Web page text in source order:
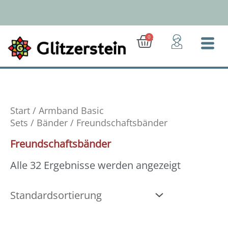
springen
0
Warenkorb
Start / Armband Basic
Sets / Bänder / Freundschaftsbänder
Freundschaftsbänder
Alle 32 Ergebnisse werden angezeigt